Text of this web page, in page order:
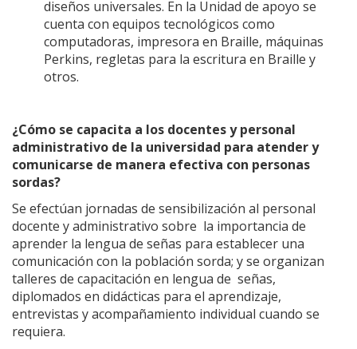
diseños universales. En la Unidad de apoyo se
cuenta con equipos tecnológicos como
computadoras, impresora en Braille, máquinas
Perkins, regletas para la escritura en Braille y
otros.
¿Cómo se capacita a los docentes y personal
administrativo de la universidad para atender y
comunicarse de manera efectiva con personas
sordas?
Se efectúan jornadas de sensibilización al personal
docente y administrativo sobre la importancia de
aprender la lengua de señas para establecer una
comunicación con la población sorda; y se organizan
talleres de capacitación en lengua de señas,
diplomados en didácticas para el aprendizaje,
entrevistas y acompañamiento individual cuando se
requiera.